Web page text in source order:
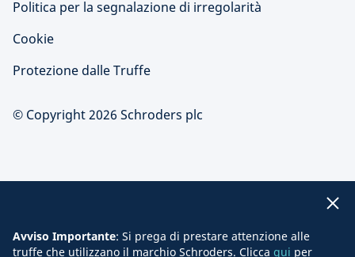
Politica per la segnalazione di irregolarità
Cookie
Protezione dalle Truffe
© Copyright 2026 Schroders plc
Avviso Importante: Si prega di prestare attenzione alle
truffe che utilizzano il marchio Schroders. Clicca qui per